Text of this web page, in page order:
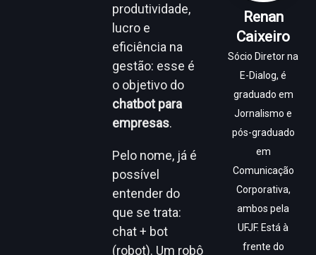
produtividade,
lucro e
eficiência na
gestão: esse é
o objetivo do
chatbot para
empresas.
Pelo nome, já é
possível
entender do
que se trata:
chat + bot
(robot). Um robô
Renan
Caixeiro
Sócio Diretor na
E-Dialog, é
graduado em
Jornalismo e
pós-graduado
em
Comunicação
Corporativa,
ambos pela
UFJF. Está à
frente do